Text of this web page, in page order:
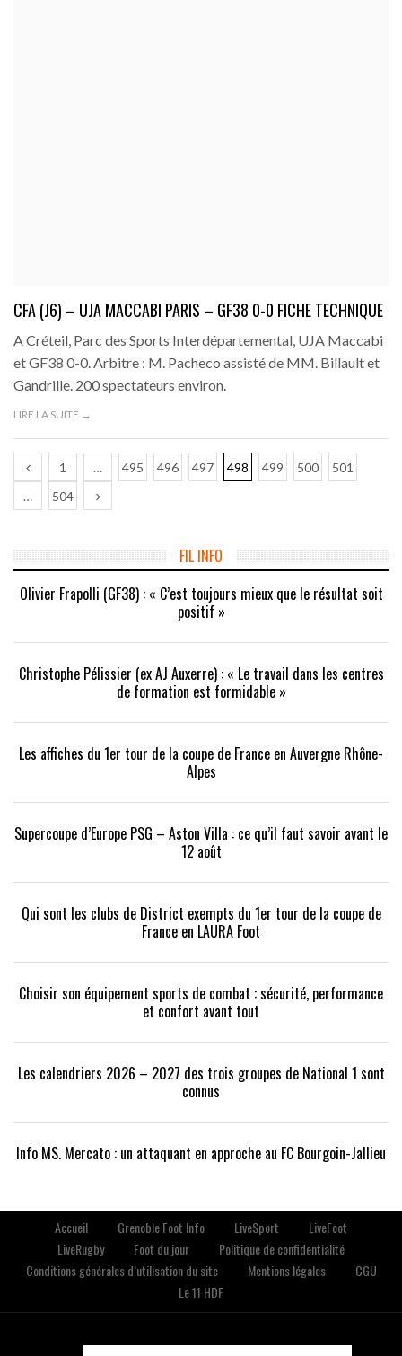
CFA (J6) – UJA MACCABI PARIS – GF38 0-0 FICHE TECHNIQUE
A Créteil, Parc des Sports Interdépartemental, UJA Maccabi
et GF38 0-0. Arbitre : M. Pacheco assisté de MM. Billault et
Gandrille. 200 spectateurs environ.
LIRE LA SUITE →
1 … 495 496 497 498 499 500
501
…
504
FIL INFO
Olivier Frapolli (GF38) : « C’est toujours mieux que le résultat soit
positif »
Christophe Pélissier (ex AJ Auxerre) : « Le travail dans les centres
de formation est formidable »
Les affiches du 1er tour de la coupe de France en Auvergne Rhône-
Alpes
Supercoupe d’Europe PSG – Aston Villa : ce qu’il faut savoir avant le
12 août
Qui sont les clubs de District exempts du 1er tour de la coupe de
France en LAURA Foot
Choisir son équipement sports de combat : sécurité, performance
et confort avant tout
Les calendriers 2026 – 2027 des trois groupes de National 1 sont
connus
Info MS. Mercato : un attaquant en approche au FC Bourgoin-Jallieu
Accueil Grenoble Foot Info LiveSport
LiveFoot
LiveRugby
Foot du jour
Politique de confidentialité
Conditions générales d’utilisation du site
Mentions légales
CGU
Le 11 HDF